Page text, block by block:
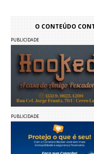
O CONTEÚDO
PUBLICIDADE
PUBLICIDADE